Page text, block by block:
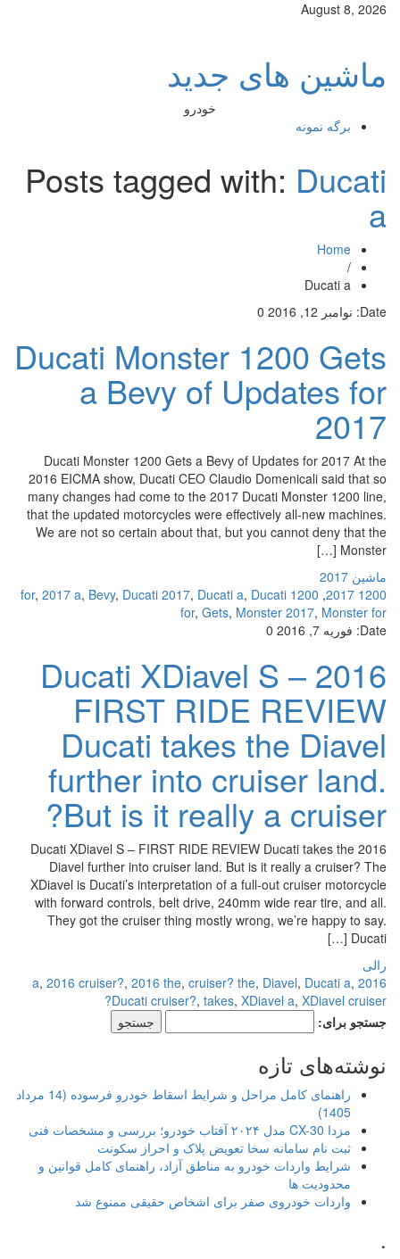
August 8, 2026
ماشین های جدید
خودرو
برگه نمونه
Posts tagged with:Ducati
a
Home
/
Ducati a
Date: نوامبر 12, 2016 0
Ducati Monster 1200 Gets
a Bevy of Updates for
2017
Ducati Monster 1200 Gets a Bevy of Updates for 2017 At the
2016 EICMA show, Ducati CEO Claudio Domenicali said that so
many changes had come to the 2017 Ducati Monster 1200 line,
that the updated motorcycles were effectively all-new machines.
We are not so certain about that, but you cannot deny that the
Monster […]
ماشین 2017
1200 2017
,
1200 for
,2017 a,Bevy,Ducati 2017,Ducati a,Ducati
for,Gets,Monster 2017,Monster for
Date: فوریه 7, 2016 0
2016 Ducati XDiavel S –
FIRST RIDE REVIEW
Ducati takes the Diavel
further into cruiser land.
But is it really a cruiser?
2016 Ducati XDiavel S – FIRST RIDE REVIEW Ducati takes the
Diavel further into cruiser land. But is it really a cruiser? The
XDiavel is Ducati’s interpretation of a full-out cruiser motorcycle
with forward controls, belt drive, 240mm wide rear tire, and all.
They got the cruiser thing mostly wrong, we’re happy to say.
Ducati […]
رالی
2016 a
,2016 cruiser?,2016 the,cruiser? the,Diavel,Ducati a,
Ducati cruiser?,takes,XDiavel a,XDiavel cruiser?
جستجو برای:
نوشته‌های تازه
راهنمای کامل مراحل و شرایط اسقاط خودرو فرسوده (14 مرداد
1405)
مزدا CX-30 مدل ۲۰۲۴ آفتاب خودرو؛ بررسی و مشخصات فنی
ثبت نام سامانه سخا تعویض پلاک و احراز سکونت
شرایط واردات خودرو به مناطق آزاد، راهنمای کامل قوانین و
محدودیت ها
واردات خودروی صفر برای اشخاص حقیقی ممنوع شد